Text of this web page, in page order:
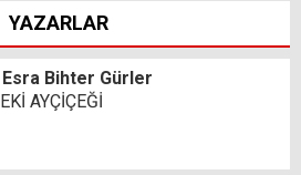
YAZARLAR
Esra Bihter Gürler
AYÇİÇEĞİ